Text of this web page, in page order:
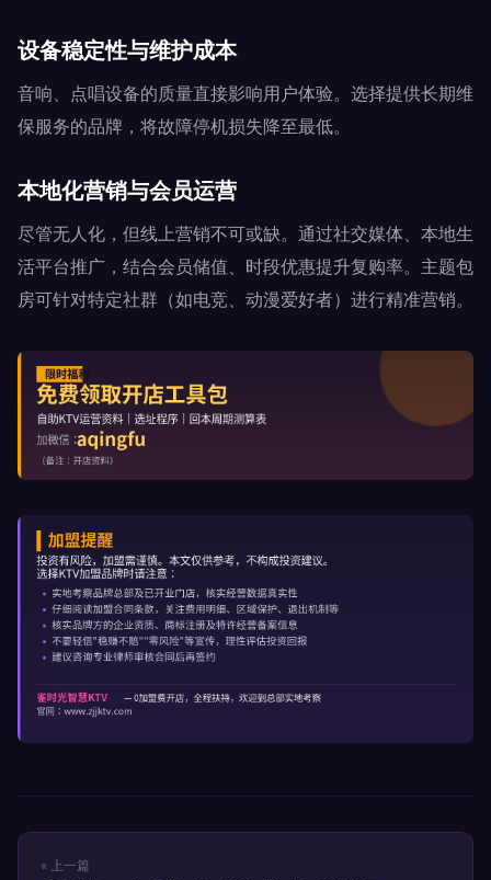
设备稳定性与维护成本
音响、点唱设备的质量直接影响用户体验。选择提供长期维
保服务的品牌，将故障停机损失降至最低。
本地化营销与会员运营
尽管无人化，但线上营销不可或缺。通过社交媒体、本地生
活平台推广，结合会员储值、时段优惠提升复购率。主题包
房可针对特定社群（如电竞、动漫爱好者）进行精准营销。
« 上一篇